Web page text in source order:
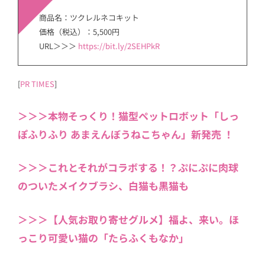
商品名：ツクレルネコキット
価格（税込）：5,500円
URL＞＞＞ https://bit.ly/2SEHPkR
[PR TIMES]
＞＞＞本物そっくり！猫型ペットロボット「しっ
ぽふりふり あまえんぼうねこちゃん」新発売 ！
＞＞＞これとそれがコラボする！？ぷにぷに肉球
のついたメイクブラシ、白猫も黒猫も
＞＞＞【人気お取り寄せグルメ】福よ、来い。ほ
っこり可愛い猫の「たらふくもなか」